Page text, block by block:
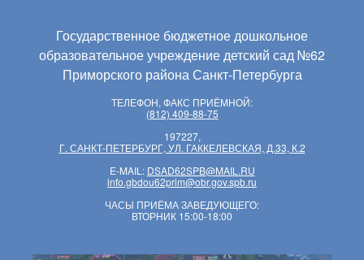
Государственное бюджетное дошкольное
образовательное учреждение детский сад №62
Приморского района Санкт-Петербурга
ТЕЛЕФОН, ФАКС ПРИЁМНОЙ:
(812) 409-88-75
197227,
Г. САНКТ-ПЕТЕРБУРГ, УЛ. ГАККЕЛЕВСКАЯ, Д.33, К.2
E-MAIL: DSAD62SPB@MAIL.RU
info.gbdou62prim@obr.gov.spb.ru
ЧАСЫ ПРИЁМА ЗАВЕДУЮЩЕГО:
ВТОРНИК 15:00-18:00